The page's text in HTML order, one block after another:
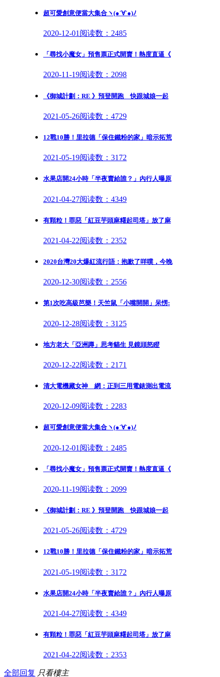
超可愛創意便當大集合ヽ(●´∀`●)ﾉ
2020-12-01 阅读数：2485
「尋找小魔女」預售票正式開賣！熱度直逼《
2020-11-19阅读数：2098
《御城計劃：RE 》預登開跑 快跟城娘一起
2021-05-26阅读数：4729
12戰10勝！里拉德「保住鐵粉的家」暗示拓荒
2021-05-19阅读数：3172
水果店開24小時「半夜賣給誰？」內行人曝原
2021-04-27阅读数：4349
有顆粒！罪惡「紅豆芋頭麻糬起司塔」放了麻
2021-04-22阅读数：2352
2020台灣20大爆紅流行語：抱歉了咩噗，今晚
2020-12-30阅读数：2556
第1次吃高級芭樂！天竺鼠「小嘴開開」呆愣:
2020-12-28阅读数：3125
地方老大「亞洲蹲」思考貓生 見鏡頭怒瞪
2020-12-22阅读数：2171
清大電機藏女神 網：正到三用電錶測出電流
2020-12-09阅读数：2283
超可愛創意便當大集合ヽ(●´∀`●)ﾉ
2020-12-01 阅读数：2485
「尋找小魔女」預售票正式開賣！熱度直逼《
2020-11-19阅读数：2099
《御城計劃：RE 》預登開跑 快跟城娘一起
2021-05-26阅读数：4729
12戰10勝！里拉德「保住鐵粉的家」暗示拓荒
2021-05-19阅读数：3172
水果店開24小時「半夜賣給誰？」內行人曝原
2021-04-27阅读数：4349
有顆粒！罪惡「紅豆芋頭麻糬起司塔」放了麻
2021-04-22阅读数：2353
全部回复 只看樓主